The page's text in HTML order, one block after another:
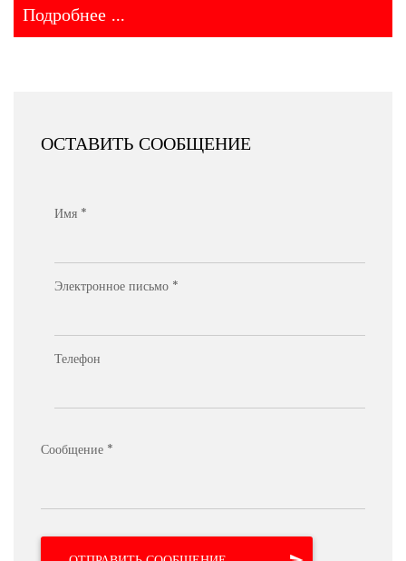
Подробнее ...
ОСТАВИТЬ СООБЩЕНИЕ
Имя *
Электронное письмо *
Телефон
Сообщение *